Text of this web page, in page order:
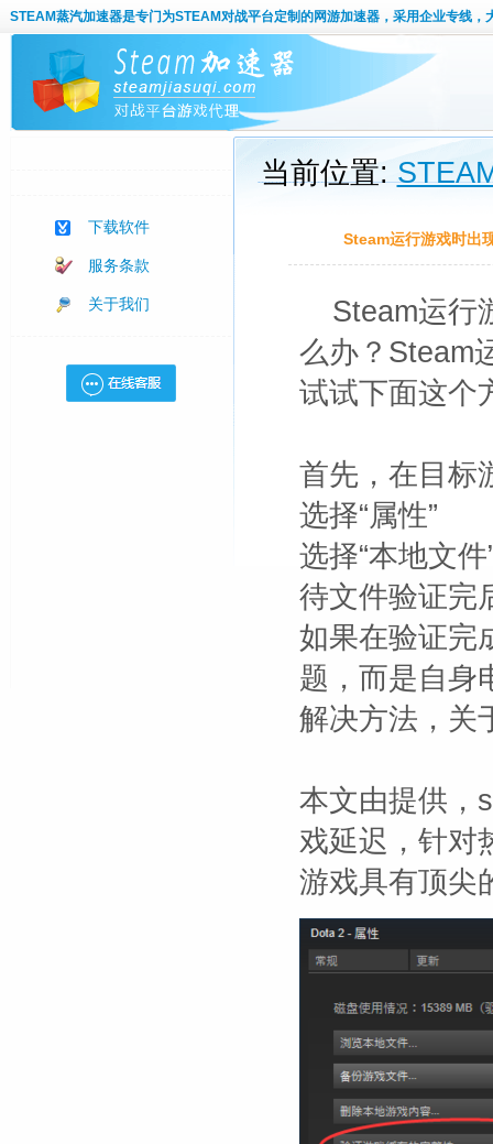
STEAM蒸汽加速器是专门为STEAM对战平台定制的网游加速器，采用企业专线，
下载软件
服务条款
关于我们
当前位置:
Steam运行游戏时出
Steam运行
么办？Steam
试试下面这个
首先，在目标
选择“属性”
选择“本地文
待文件验证完
如果在验证完
题，而是自身
解决方法，关
本文由提供，
戏延迟，针对
游戏具有顶尖